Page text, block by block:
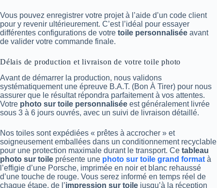
Vous pouvez enregistrer votre projet à l’aide d’un code client
pour y revenir ultérieurement. C’est l’idéal pour essayer
différentes configurations de votre toile personnalisée avant
de valider votre commande finale.
Délais de production et livraison de votre toile photo
Avant de démarrer la production, nous validons
systématiquement une épreuve B.A.T. (Bon À Tirer) pour nous
assurer que le résultat répondra parfaitement à vos attentes.
Votre photo sur toile personnalisée est généralement livrée
sous 3 à 6 jours ouvrés, avec un suivi de livraison détaillé.
Nos toiles sont expédiées « prêtes à accrocher » et
soigneusement emballées dans un conditionnement recyclable
pour une protection maximale durant le transport. Ce tableau
photo sur toile présente une photo sur toile grand format à
l’effigie d’une Porsche, imprimée en noir et blanc rehaussé
d’une touche de rouge. Vous serez informé en temps réel de
chaque étape, de l’impression sur toile jusqu’à la réception